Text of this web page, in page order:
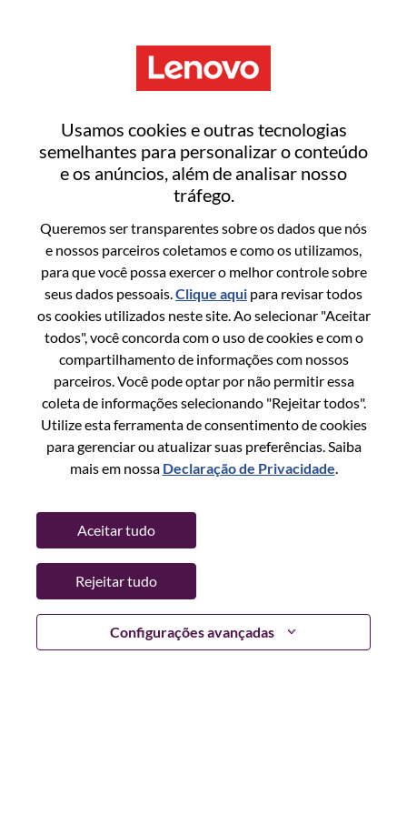
Usamos cookies e outras tecnologias
semelhantes para personalizar o conteúdo
e os anúncios, além de analisar nosso
tráfego.
Queremos ser transparentes sobre os dados que nós
e nossos parceiros coletamos e como os utilizamos,
para que você possa exercer o melhor controle sobre
seus dados pessoais.Clique aqui para revisar todos
os cookies utilizados neste site. Ao selecionar "Aceitar
todos", você concorda com o uso de cookies e com o
compartilhamento de informações com nossos
parceiros. Você pode optar por não permitir essa
coleta de informações selecionando "Rejeitar todos".
Utilize esta ferramenta de consentimento de cookies
para gerenciar ou atualizar suas preferências. Saiba
mais em nossa Declaração de Privacidade.
Configurações avançadas
Aceitar tudo
Rejeitar tudo
Redefinir senha
Tem certeza que deseja redefinir sua
Enter the email address associated with your
account, then click "Continue".
Vamos enviar por email um link para você
redefinir sua senha.
Redefinir senha com seu email
Email*
Continuar